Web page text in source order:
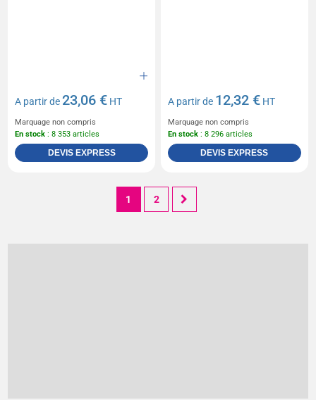
A partir de23,06 € HT
Marquage non compris
En stock : 8 353 articles
DEVIS EXPRESS
A partir de 12,32 € HT
Marquage non compris
En stock : 8 296 articles
DEVIS EXPRESS
1 2